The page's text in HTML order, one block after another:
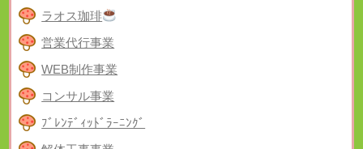
ラオス珈琲
営業代行事業
WEB制作事業
コンサル事業
ﾌﾞﾚﾝﾃﾞｨｯﾄﾞﾗｰﾆﾝｸﾞ